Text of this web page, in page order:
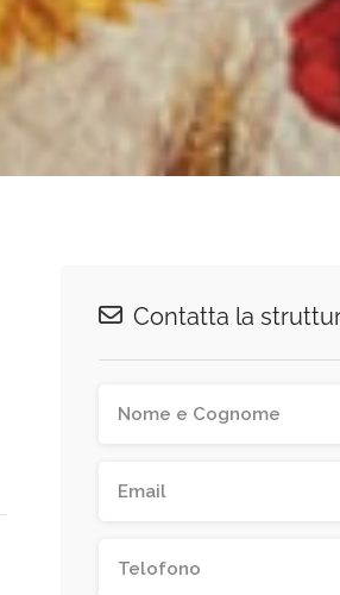
Contatta la